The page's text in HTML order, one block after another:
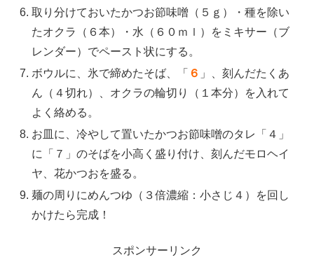
取り分けておいたかつお節味噌（５ｇ）・種を除い
たオクラ（６本）・水（６０ｍｌ）をミキサー（ブ
レンダー）でペースト状にする。
ボウルに、氷で締めたそば、「 ６ 」、刻んだたくあ
ん（４切れ）、オクラの輪切り（１本分）を入れて
よく絡める。
お皿に、冷やして置いたかつお節味噌のタレ「４」
に「７」のそばを小高く盛り付け、刻んだモロヘイ
ヤ、花かつおを盛る。
麺の周りにめんつゆ（３倍濃縮：小さじ４）を回し
かけたら完成！
スポンサーリンク